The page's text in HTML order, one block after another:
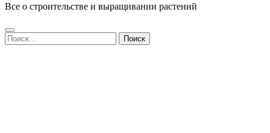
Все о строительстве и выращивании растений
Найти: